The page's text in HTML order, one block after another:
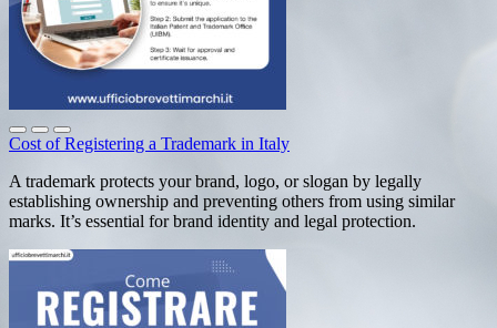
Cost of Registering a Trademark in Italy
A trademark protects your brand, logo, or slogan by legally
establishing ownership and preventing others from using similar
marks. It’s essential for brand identity and legal protection.